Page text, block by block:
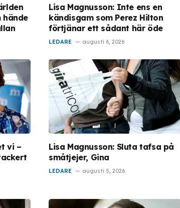
hände
Lisa Magnusson: Inte ens en
kändisgam som Perez Hilton
förtjänar ett sådant här öde
LEDARE augusti 6, 2026
vi –
Lisa Magnusson: Sluta tafsa på
småtjejer, Gina
LEDARE augusti 5, 2026